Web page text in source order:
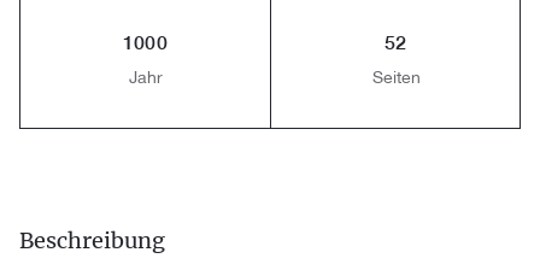
1000
Jahr
52
Seiten
Beschreibung